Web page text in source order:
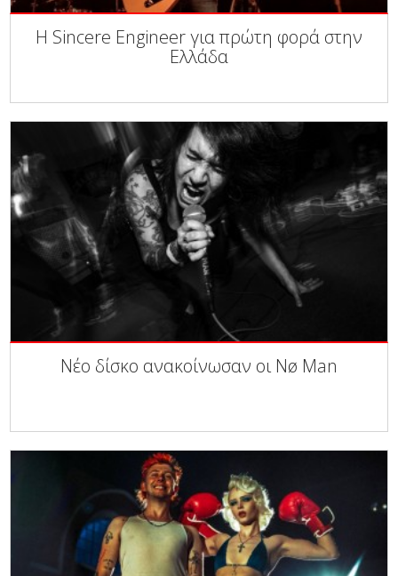
Η Sincere Engineer για πρώτη φορά στην
Ελλάδα
Νέο δίσκο ανακοίνωσαν οι Nø Man